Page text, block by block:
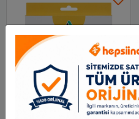
Adel Keçeli Kalem